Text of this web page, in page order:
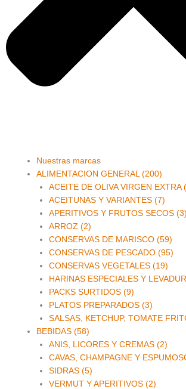
Main
Menu
Nuestras marcas
ALIMENTACION GENERAL (200)
ACEITE DE OLIVA VIRGEN EXTRA
ACEITUNAS Y VARIANTES (7)
APERITIVOS Y FRUTOS SECOS (3)
ARROZ (2)
CONSERVAS DE MARISCO (59)
CONSERVAS DE PESCADO (95)
CONSERVAS VEGETALES (19)
HARINAS ESPECIALES Y
PACKS SURTIDOS (9)
PLATOS PREPARADOS (3)
SALSAS, KETCHUP, TOMATE
BEBIDAS (58)
ANIS, LICORES Y CREMAS (2)
CAVAS, CHAMPAGNE Y
SIDRAS (5)
VERMUT Y APERITIVOS (2)